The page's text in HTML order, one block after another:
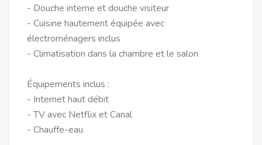
- Douche interne et douche visiteur
- Cuisine hautement équipée avec
électroménagers inclus
- Climatisation dans la chambre et le salon
Équipements inclus :
- Internet haut débit
- TV avec Netflix et Canal
- Chauffe-eau